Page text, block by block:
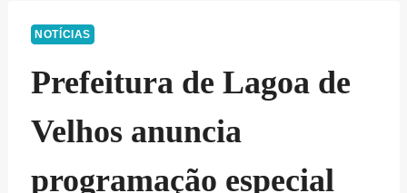
NOTÍCIAS
Prefeitura de Lagoa de
Velhos anuncia
programação especial